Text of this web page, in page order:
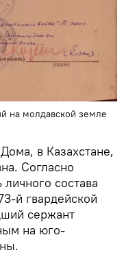
на молдавской земле
в Казахстане,
Согласно
состава
й гвардейской
сержант
на юго-